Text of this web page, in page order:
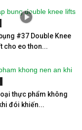
#37 Double Knee
cho eo thon...
thực phẩm không
đói khiến...